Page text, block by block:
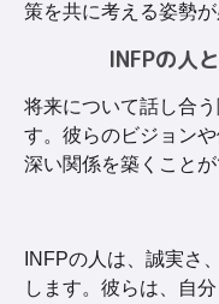
策を共に考える姿勢が
INFPの人
将来について話し合
す。彼らのビジョン
深い関係を築くことが
INFPの人は、誠実さ
します。彼らは、自